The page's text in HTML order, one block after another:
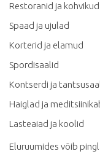
Restoranid ja kohvikud
Spaad ja ujulad
Korterid ja elamud
Spordisaalid
Kontserdi ja
Haiglad ja
Lasteaiad ja koolid
Eluruumides võib